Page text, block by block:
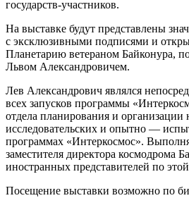
государств-участников.
На выставке будут представлены
с эксклюзивными подписями и
Планетарию ветераном Байконура,
Львом Александровичем.
Лев Александрович являлся
всех запусков программы
отдела планирования и
исследовательских и опытно —
программах «Интеркосмос».
заместителя директора космодрома
иностранных представителей по
Посещение выставки возможно по